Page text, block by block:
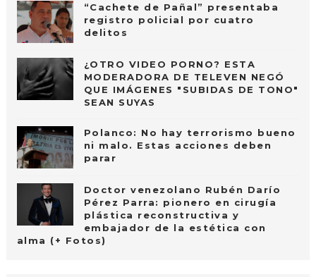
“Cachete de Pañal” presentaba
registro policial por cuatro
delitos
¿OTRO VIDEO PORNO? ESTA
MODERADORA DE TELEVEN NEGÓ
QUE IMÁGENES "SUBIDAS DE TONO"
SEAN SUYAS
Polanco: No hay terrorismo bueno
ni malo. Estas acciones deben
parar
Doctor venezolano Rubén Darío
Pérez Parra: pionero en cirugía
plástica reconstructiva y
embajador de la estética con
alma (+ Fotos)